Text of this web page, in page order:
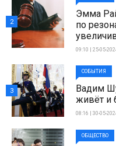
Эмма
по
09:10 | 25-05-
2
СОБЫТИЯ
Вадим
живёт и
08:16 | 30-05-
3
ОБЩЕСТВО